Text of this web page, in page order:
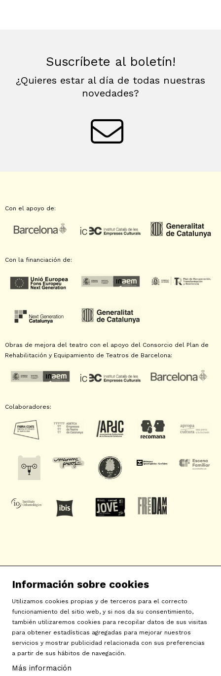
Suscríbete al boletín!
¿Quieres estar al día de todas nuestras
novedades?
Con el apoyo de:
Con la financiación de:
Obras de mejora del teatro con el apoyo del Consorcio del Plan de
Rehabilitación y Equipamiento de Teatros de Barcelona:
Colaboradores:
c/ Neopàtria, 54
08030 Barcelona
info@sat-teatre.cat | 933457930
Sitemap | Aviso Legal | Uso de Cookies | Contactar
Política de privacidad
| Declaración de accesibilidad
Información sobre cookies
Utilizamos cookies propias y de terceros para el correcto
funcionamiento del sitio web, y si nos da su consentimiento,
también utilizaremos cookies para recopilar datos de sus visitas
para obtener estadísticas agregadas para mejorar nuestros
servicios y mostrar publicidad relacionada con sus preferencias
a partir de sus hábitos de navegación.
Más información